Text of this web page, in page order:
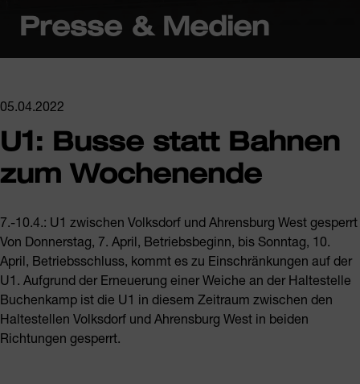
Presse & Medien
05.04.2022
U1: Busse statt Bahnen
zum Wochenende
7.-10.4.: U1 zwischen Volksdorf und Ahrensburg West gesperrt
Von Donnerstag, 7. April, Betriebsbeginn, bis Sonntag, 10.
April, Betriebsschluss, kommt es zu Einschränkungen auf der
U1. Aufgrund der Erneuerung einer Weiche an der Haltestelle
Buchenkamp ist die U1 in diesem Zeitraum zwischen den
Haltestellen Volksdorf und Ahrensburg West in beiden
Richtungen gesperrt.